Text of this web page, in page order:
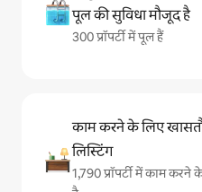
पूल की सुविधा मौजूद है
300 प्रॉपर्टी में पूल हैं
काम करने के लिए
लिस्टिंग
1,790 प्रॉपर्टी में काम